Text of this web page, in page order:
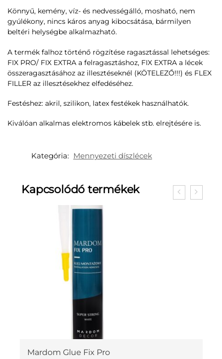
Könnyű, kemény, víz- és nedvességálló, mosható, nem
gyúlékony, nincs káros anyag kibocsátása, bármilyen
beltéri helységbe alkalmazható.
A termék falhoz történő rögzítése ragasztással lehetséges:
FIX PRO/ FIX EXTRA a felragasztáshoz, FIX EXTRA a lécek
összeragasztásához az illesztéseknél (KÖTELEZŐ!!!) és FLEX
FILLER az illesztésekhez elfedéséhez.
Festéshez: akril, szilikon, latex festékek használhatók.
Kiválóan alkalmas elektromos kábelek stb. elrejtésére is.
Kategória: Mennyezeti díszlécek
Kapcsolódó termékek
Mardom Glue Fix Pro